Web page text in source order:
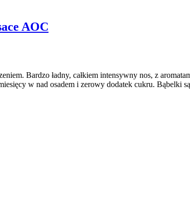
AOC
Bardzo ładny, całkiem intensywny nos, z
w nad osadem i zerowy dodatek cukru. Bąbelki